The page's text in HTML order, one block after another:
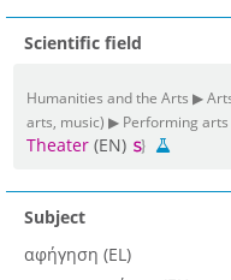
Scientific field
Humanities and the Arts ▶
arts, music) ▶ Performing arts
Theater (EN)
Subject
αφήγηση (EL)